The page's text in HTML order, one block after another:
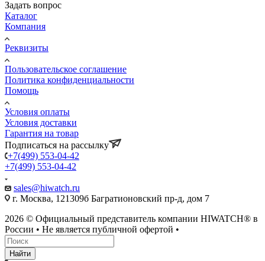
Задать вопрос
Каталог
Компания
Реквизиты
Пользовательское соглашение
Политика конфиденциальности
Помощь
Условия оплаты
Условия доставки
Гарантия на товар
Подписаться на рассылку
+7(499) 553-04-42
+7(499) 553-04-42
sales@hiwatch.ru
г. Москва, 121309б Багратионовский пр-д, дом 7
2026 © Официальный представитель компании HIWATCH® в
России • Не является публичной офертой •
Найти